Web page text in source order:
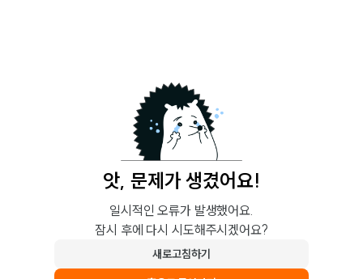
앗, 문제가 생겼어요!
일시적인 오류가 발생했어요.
잠시 후에 다시 시도해주시겠어요?
새로고침하기